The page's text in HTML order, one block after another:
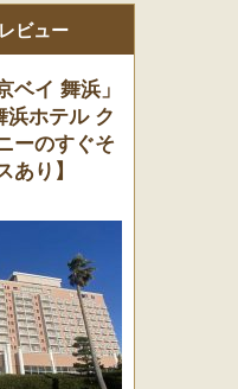
ビュー
ベイ 舞浜」
浜ホテル ク
ーのすぐそ
あり】